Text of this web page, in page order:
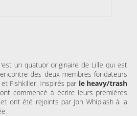
un quatuor originaire de Lille qui est
des deux membres fondateurs
Fishkiller. Inspirés par le heavy/trash
commencé à écrire leurs premières
ont été rejoints par Jon Whiplash à la